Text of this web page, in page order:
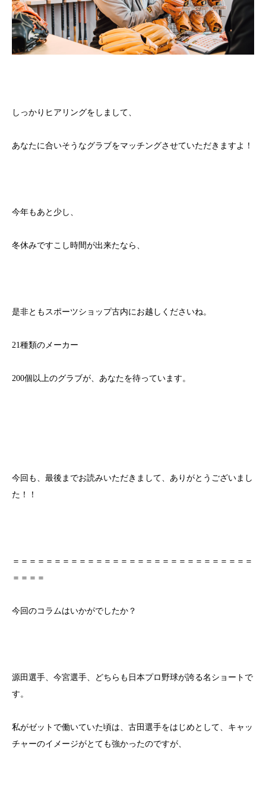
しっかりヒアリングをしまして、
あなたに合いそうなグラブをマッチングさせていただきますよ！
今年もあと少し、
冬休みですこし時間が出来たなら、
是非ともスポーツショップ古内にお越しくださいね。
21種類のメーカー
200個以上のグラブが、あなたを待っています。
今回も、最後までお読みいただきまして、ありがとうございまし
た！！
＝＝＝＝＝＝＝＝＝＝＝＝＝＝＝＝＝＝＝＝＝＝＝＝＝＝＝＝＝
＝＝＝＝
今回のコラムはいかがでしたか？
源田選手、今宮選手、どちらも日本プロ野球が誇る名ショートで
す。
私がゼットで働いていた頃は、古田選手をはじめとして、キャッ
チャーのイメージがとても強かったのですが、